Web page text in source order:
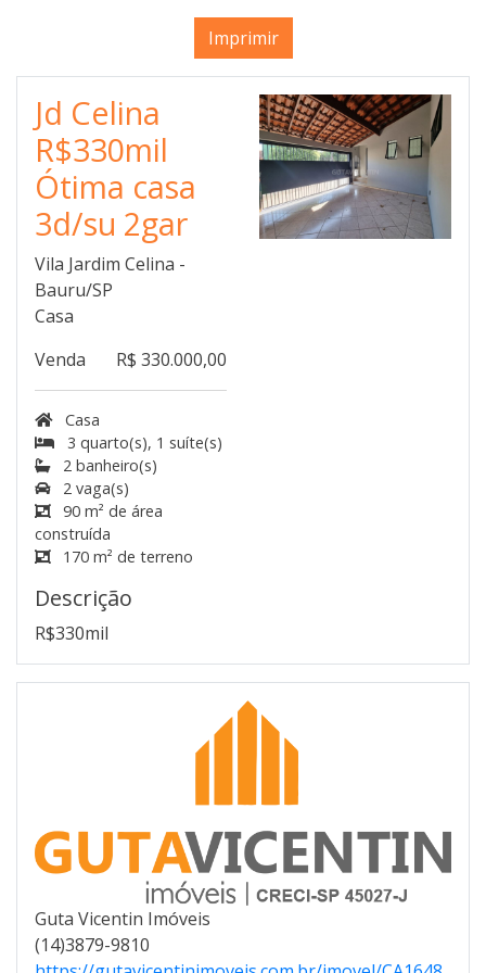
Imprimir
Jd Celina
R$330mil
Ótima casa
3d/su 2gar
Vila Jardim Celina -
Bauru/SP
Casa
Venda
R$ 330.000,00
Casa
3 quarto(s), 1 suíte(s)
2 banheiro(s)
2 vaga(s)
90 m² de área
construída
170 m² de terreno
Descrição
R$330mil
Guta Vicentin Imóveis
(14)3879-9810